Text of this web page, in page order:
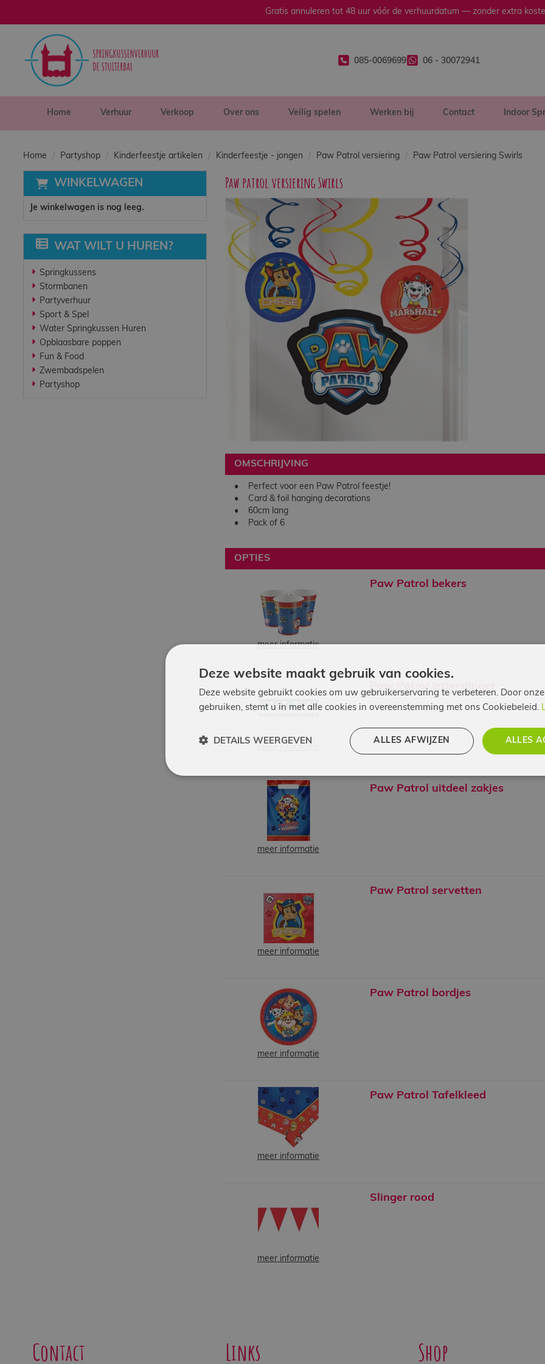
Gratis annuleren tot 48 uur vóór de verhuurdatum — zonder extra
085-0069699 06 - 30072941
Home Verhuur Verkoop Over ons Veilig spelen Werken bij Contact Indoor
sluiten
Home
Over ons
Veilig spelen
Werken bij
Contact
Indoor
Springparadijs
Home Partyshop Kinderfeestje artikelen Kinderfeestje - jongen Paw Patrol versiering Paw Patrol versiering Swirls
WINKELWAGEN
Je winkelwagen is nog leeg.
WAT WILT U HUREN?
Springkussens
Stormbanen
Partyverhuur
Sport & Spel
Water Springkussen Huren
Opblaasbare poppen
Fun & Food
Zwembadspelen
Partyshop
Paw patrol versiering Swirls
OMSCHRIJVING
• Perfect voor een Paw Patrol feestje!
• Card & foil hanging decorations
• 60cm lang
• Pack of 6
OPTIES
meer informatie
Paw Patrol bekers
Paw Patrol letterslinger
meer informatie
Paw Patrol uitdeel zakjes
meer informatie
Paw Patrol servetten
meer informatie
Paw Patrol bordjes
meer informatie
Paw Patrol Tafelkleed
meer informatie
Slinger rood
Contact Links Shop
Deze website maakt gebruik van cookies.
Deze website gebruikt cookies om uw gebruikerservaring te verbeteren. Door
gebruiken, stemt u in met alle cookies in overeenstemming met ons Cookiebeleid.
ALLES
ALLES AFWIJZEN
DETAILS WEERGEVEN